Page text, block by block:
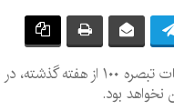
باتوجه‌به تمدید مهلت
نخواهد بود.